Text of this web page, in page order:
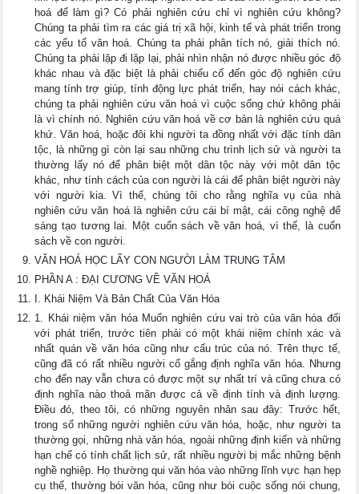
hoá để làm gì? Có phải nghiên cứu chỉ vì nghiên cứu không?
Chúng ta phải tìm ra các giá trị xã hội, kinh tế và phát triển trong
các yếu tố văn hoá. Chúng ta phải phân tích nó, giải thích nó.
Chúng ta phải lặp đi lặp lại, phải nhìn nhận nó được nhiều góc độ
khác nhau và đặc biệt là phải chiếu cố đến góc độ nghiên cứu
mang tính trợ giúp, tính động lực phát triển, hay nói cách khác,
chúng ta phải nghiên cứu văn hoá vì cuộc sống chứ không phải
là vì chính nó. Nghiên cứu văn hoá về cơ bản là nghiên cứu quá
khứ. Văn hoá, hoặc đôi khi người ta đồng nhất với đặc tính dân
tộc, là những gì còn lại sau những chu trình lịch sử và người ta
thường lấy nó để phân biệt một dân tộc này với một dân tộc
khác, như tính cách của con người là cái để phân biệt người này
với người kia. Vì thế, chúng tôi cho rằng nghĩa vụ của nhà
nghiên cứu văn hoá là nghiên cứu cái bí mật, cái công nghệ để
sáng tạo tương lai. Một cuốn sách về văn hoá, vì thế, là cuốn
sách về con người.
VĂN HOÁ HỌC LẤY CON NGƯỜI LÀM TRUNG TÂM
PHẦN A : ĐẠI CƯƠNG VỀ VĂN HOÁ
I. Khái Niệm Và Bản Chất Của Văn Hóa
1. Khái niệm văn hóa Muốn nghiên cứu vai trò của văn hóa đối
với phát triển, trước tiên phải có một khái niệm chính xác và
nhất quán về văn hóa cũng như cấu trúc của nó. Trên thực tế,
cũng đã có rất nhiều người cố gắng định nghĩa văn hóa. Nhưng
cho đến nay vẫn chưa có được một sự nhất trí và cũng chưa có
định nghĩa nào thoả mãn được cả về định tính và định lượng.
Điều đó, theo tôi, có những nguyên nhân sau đây: Trước hết,
trong số những người nghiên cứu văn hóa, hoặc, như người ta
thường gọi, những nhà văn hóa, ngoài những định kiến và những
hạn chế có tính chất lịch sử, rất nhiều người bị mắc những bệnh
nghề nghiệp. Họ thường qui văn hóa vào những lĩnh vực hạn hẹp
cụ thể, thường bói văn hóa, cũng như bói cuộc sống nói chung,